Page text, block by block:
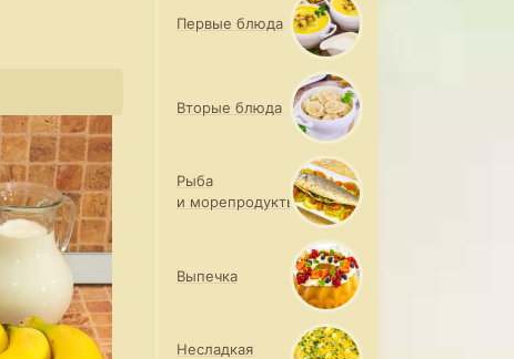
Первые блюда
Вторые блюда
Рыба
и морепродукты
Выпечка
Несладкая